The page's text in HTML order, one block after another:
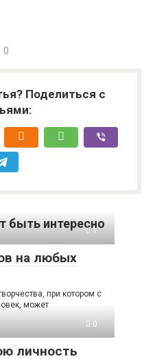
0
Поделиться с
быть интересно
1
на любых
при котором с
может
0
личность